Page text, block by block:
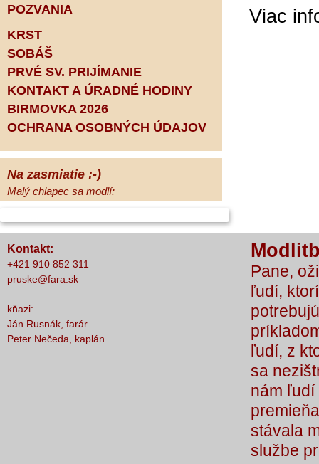
POZVANIA
KRST
SOBÁŠ
PRVÉ SV. PRIJÍMANIE
KONTAKT A ÚRADNÉ HODINY
BIRMOVKA 2026
OCHRANA OSOBNÝCH ÚDAJOV
Na zasmiatie :-)
Malý chlapec sa modlí:
mamičku a prosím aj za Teba, Pane Bože,
nič nestalo, lebo čo by sme si bez Teba
počali?
Viac
Kontakt:
+421 910 852 311
pruske@fara.sk
kňazi:
Ján Rusnák, farár
Peter Nečeda, kaplán
Pane,
ľudí,
ľudí, z
sa
nám
stávala
službe